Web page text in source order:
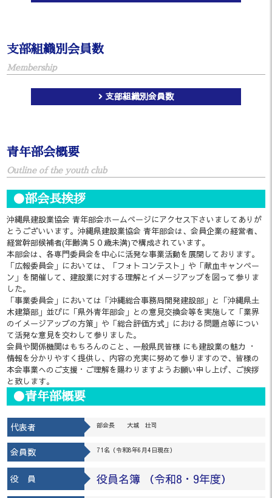
支部組織別会員数
Membership
支部組織別会員数
青年部会概要
Outline of the youth club
●部会長挨拶
沖縄県建設業協会 青年部会ホームページにアクセス下さいましてありが
とうございいます。沖縄県建設業協会 青年部会は、会員企業の経営者、
経営幹部候補者(年齢満５０歳未満)で構成されています。
本部会は、各専門委員会を中心に活発な事業活動を展開しております。
「広報委員会」においては、「フォトコンテスト」や「献血キャンペー
ン」を開催して、建設業に対する理解とイメージアップを図って参りま
した。
「事業委員会」においては「沖縄総合事務局開発建設部」と「沖縄県土
木建築部」並びに「県外青年部会」との意見交換会等を実施して「業界
のイメージアップの方策」や「総合評価方式」における問題点等につい
て活発な意見を交わして参りました。
会員や関係機関はもちろんのこと、一般県民皆様 にも建設業の魅カ ・
情報を分かりやすく提供し、内容の充実に努めて参りますので、皆様の
本会事業へのご支援・ご理解を賜わりますようお願い申し上げ、ご挨拶
と致します。
●青年部概要
代表者 部会長 大城 壮司
会員数 71名（令和8年6月4日現在）
役 員 役員名簿 （令和8・9年度）